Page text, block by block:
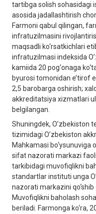
tartibga solish sohasidagi
asosida jadallashtirish
Farmoni qabul qilingan,
infratuzilmasini
maqsadli ko‘rsatkichlari
infratuzilmasi indeksida
kamiida 20 pog‘onaga
byurosi tomonidan e’tirof
2,5 barobarga oshirish;
akkreditatsiya xizmatlari
belgilangan.
Shuningdek, O’zbekiston
tizimidagi O’zbekiston
Mahkamasi bo‘ysunuviga
sifat nazorati markazi
tarkibidagi muvofiqlikni
standartlar instituti unga
nazorati markazini
Muvofiqlikni baholash
beriladi. Farmonga ko‘ra,